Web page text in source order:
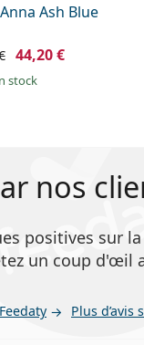
Ash Blue
44,20 €
en stock
nos
positives sur
un coup d'œil
Plus d’avis